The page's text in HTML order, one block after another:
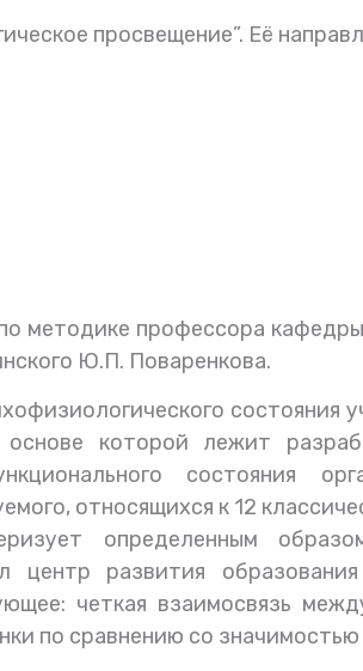
просвещение”. Её
методике профессора
Ю.П. Поваренкова.
состояния
которой лежит
состояния
относящихся к 12
определенным
центр развития
четкая взаимосвязь
по сравнению со значимостью